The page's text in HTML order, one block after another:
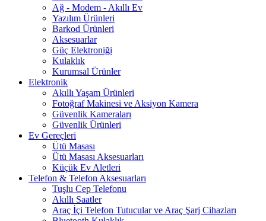
Ağ - Modem - Akıllı Ev
Yazılım Ürünleri
Barkod Ürünleri
Aksesuarlar
Güç Elektroniği
Kulaklık
Kurumsal Ürünler
Elektronik
Akıllı Yaşam Ürünleri
Fotoğraf Makinesi ve Aksiyon Kamera
Güvenlik Kameraları
Güvenlik Ürünleri
Ev Gereçleri
Ütü Masası
Ütü Masası Aksesuarları
Küçük Ev Aletleri
Telefon & Telefon Aksesuarları
Tuşlu Cep Telefonu
Akıllı Saatler
Araç İçi Telefon Tutucular ve Araç Şarj Cihazları